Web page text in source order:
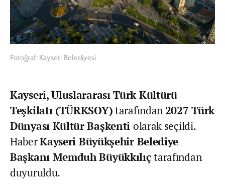
Fotoğraf: Kayseri Belediyesi
Kayseri, Uluslararası Türk Kültürü
Teşkilatı (TÜRKSOY)tarafından 2027 Türk
Dünyası Kültür Başkenti olarak seçildi.
HaberKayseri Büyükşehir Belediye
Başkanı Memduh Büyükkılıçtarafından
duyuruldu.